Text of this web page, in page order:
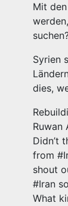
Mit
Syrien
dies,
Didn’t
from
shout
#Iran
What